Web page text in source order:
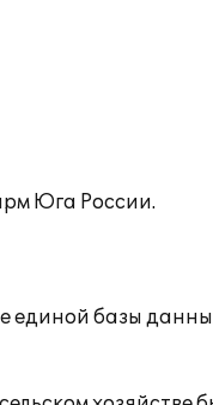
Юга России.
единой базы